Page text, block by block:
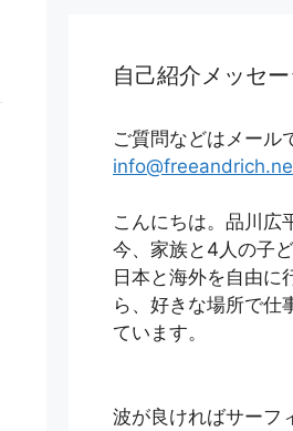
自己紹介メッセ
ご質問などはメール
こんにちは。品川広
今、家族と4人の子ど
日本と海外を自由に
ら、好きな場所で仕
ています。
波が良ければサーフ